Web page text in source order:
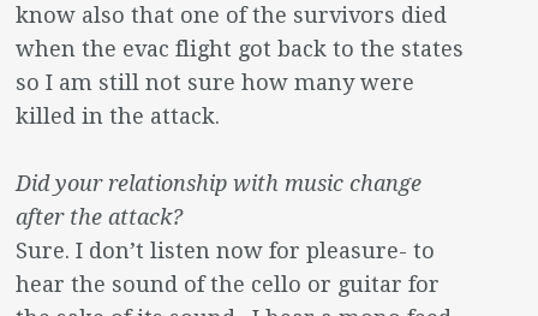
know also that one of the survivors died
when the evac flight got back to the states
so I am still not sure how many were
killed in the attack.
Did your relationship with music change
after the attack?
Sure. I don’t listen now for pleasure- to
hear the sound of the cello or guitar for